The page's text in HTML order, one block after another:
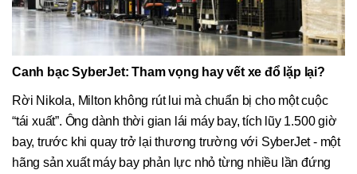
Canh bạc SyberJet: Tham vọng hay vết xe đổ lặp lại?
Rời Nikola, Milton không rút lui mà chuẩn bị cho một cuộc
“tái xuất”. Ông dành thời gian lái máy bay, tích lũy 1.500 giờ
bay, trước khi quay trở lại thương trường với SyberJet - một
hãng sản xuất máy bay phản lực nhỏ từng nhiều lần đứng